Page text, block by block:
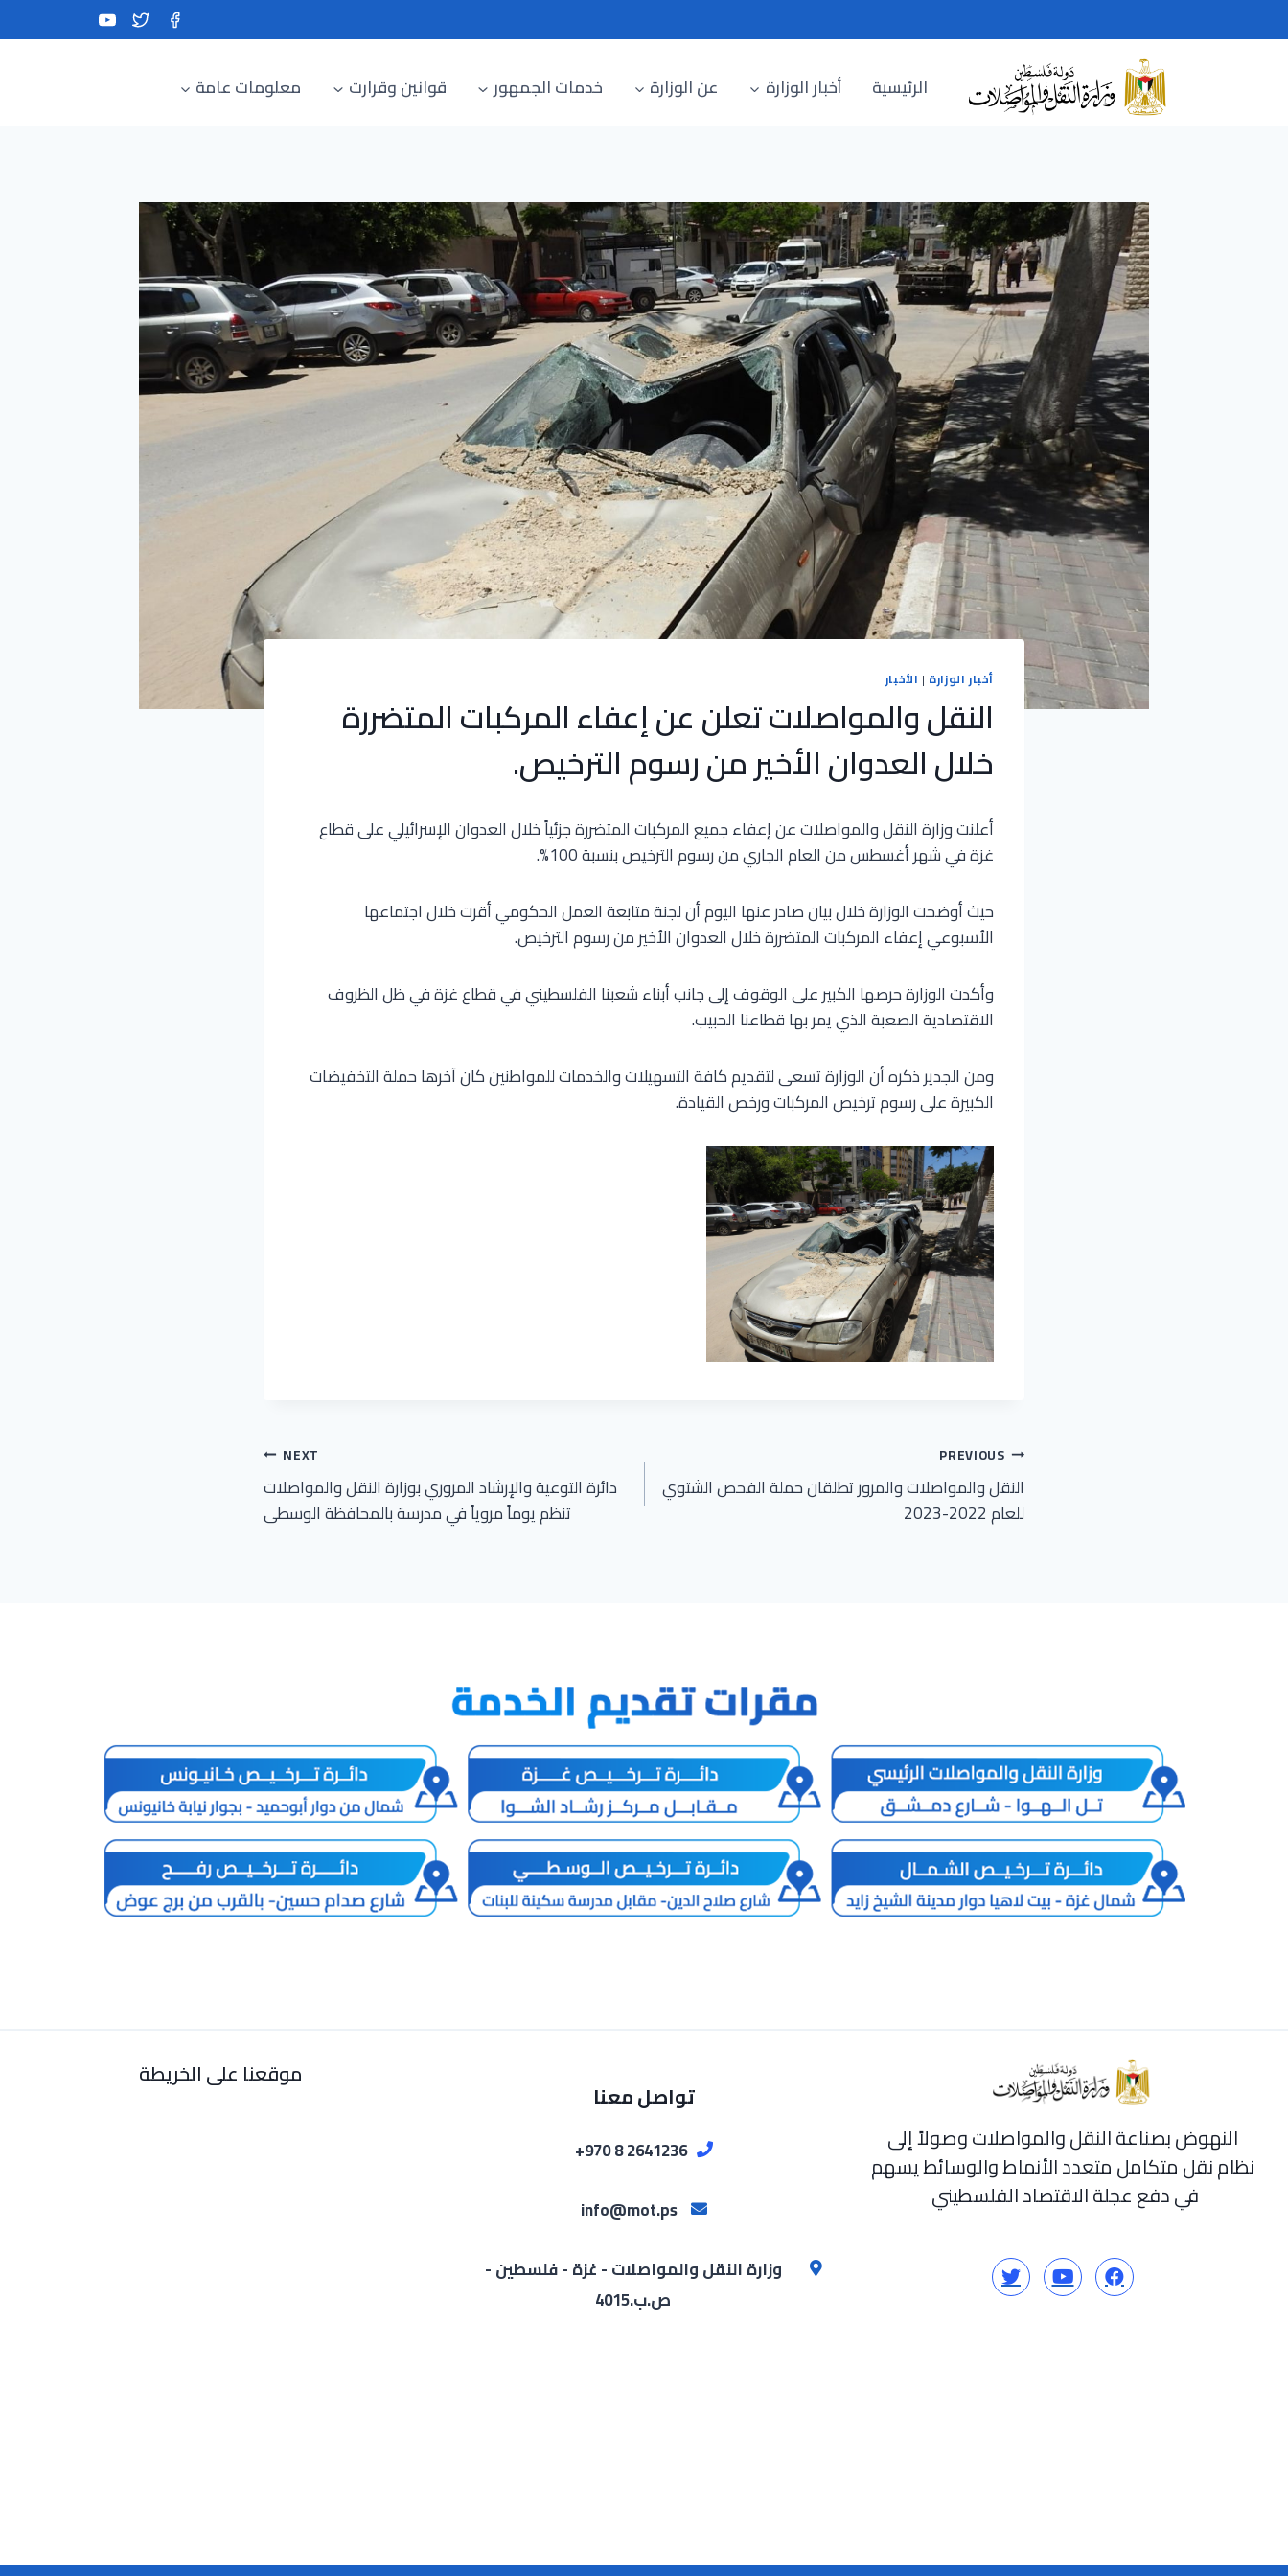
to
الرئيسية أخبار الوزارة عن الوزارة خدمات الجمهور قوانين وقرارت معلومات عامة
أخبار الوزارة | الأخبار
النقل والمواصلات تعلن عن إعفاء المركبات المتضررة
خلال العدوان الأخير من رسوم الترخيص.
أعلنت وزارة النقل والمواصلات عن إعفاء جميع المركبات المتضررة جزئياً خلال العدوان الإسرائيلي على قطاع
غزة في شهر أغسطس من العام الجاري من رسوم الترخيص بنسبة 100%.
حيث أوضحت الوزارة خلال بيان صادر عنها اليوم أن لجنة متابعة العمل الحكومي أقرت خلال اجتماعها
الأسبوعي إعفاء المركبات المتضررة خلال العدوان الأخير من رسوم الترخيص.
وأكدت الوزارة حرصها الكبير على الوقوف إلى جانب أبناء شعبنا الفلسطيني في قطاع غزة في ظل الظروف
الاقتصادية الصعبة الذي يمر بها قطاعنا الحبيب.
ومن الجدير ذكره أن الوزارة تسعى لتقديم كافة التسهيلات والخدمات للمواطنين كان آخرها حملة التخفيضات
الكبيرة على رسوم ترخيص المركبات ورخص القيادة.
تصفّح
المقالات
PREVIOUS
النقل والمواصلات والمرور تطلقان حملة الفحص الشتوي
للعام 2022-2023
NEXT
دائرة التوعية والإرشاد المروري بوزارة النقل والمواصلات
تنظم يوماً مروياً في مدرسة بالمحافظة الوسطى
النهوض بصناعة النقل والمواصلات وصولاً إلى
نظام نقل متكامل متعدد الأنماط والوسائط يسهم
في دفع عجلة الاقتصاد الفلسطيني
تواصل معنا
2641236 8 970+
وزارة النقل والمواصلات - غزة - فلسطين -
ص.ب.4015
موقعنا على الخريطة